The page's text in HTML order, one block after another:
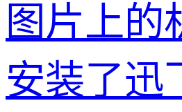
图片上的
安装了迅